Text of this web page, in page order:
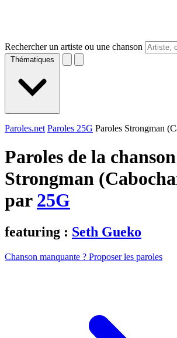
Rechercher un artiste ou une chanson
Thématiques
Paroles.net Paroles 25G Paroles Strongman
Paroles de la chanson
Strongman
par 25G
featuring : Seth Gueko
Chanson manquante ? Proposer les paroles